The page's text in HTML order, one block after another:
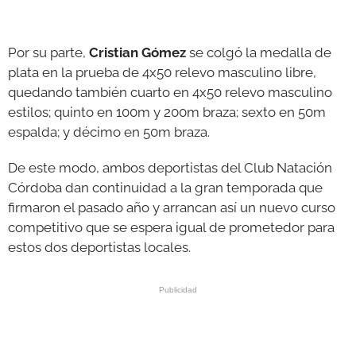
Por su parte, Cristian Gómez se colgó la medalla de
plata en la prueba de 4x50 relevo masculino libre,
quedando también cuarto en 4x50 relevo masculino
estilos; quinto en 100m y 200m braza; sexto en 50m
espalda; y décimo en 50m braza.
De este modo, ambos deportistas del Club Natación
Córdoba dan continuidad a la gran temporada que
firmaron el pasado año y arrancan así un nuevo curso
competitivo que se espera igual de prometedor para
estos dos deportistas locales.